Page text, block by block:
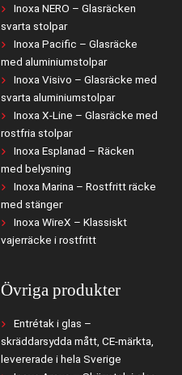
Inoxa NERO – Glasräcken
svarta stolpar
Inoxa Pacific – Glasräcke
med aluminiumstolpar
Inoxa Visivo – Glasräcke med
svarta aluminiumstolpar
Inoxa X-Line – Glasräcke med
rostfria stolpar
Inoxa Esplanad – Räcken
med belysning
Inoxa Marina – Rostfritt räcke
med stänger
Inoxa WireX – Klassiskt
vajerräcke i rostfritt
Övriga produkter
Entrétak i glas –
skräddarsydda mått, CE-märkta,
levererade i hela Sverige